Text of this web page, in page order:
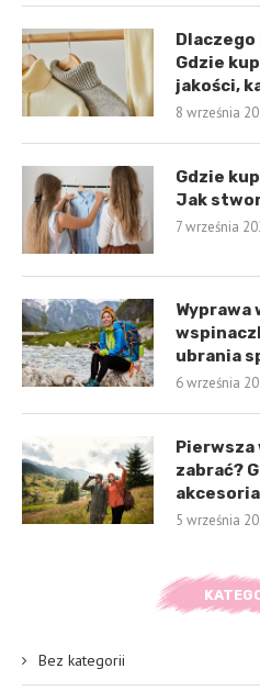
Gdzie
jakości,
8 września
Gdzie
Jak
7 września
Wyprawa
ubrania
6 września
Pierwsza
zabrać?
5 września
Bez kategorii